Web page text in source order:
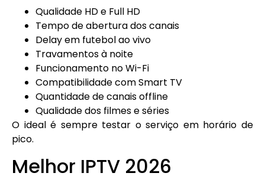
Qualidade HD e Full HD
Tempo de abertura dos canais
Delay em futebol ao vivo
Travamentos à noite
Funcionamento no Wi-Fi
Compatibilidade com Smart TV
Quantidade de canais offline
Qualidade dos filmes e séries
O ideal é sempre testar o serviço em horário de
pico.
Melhor IPTV 2026